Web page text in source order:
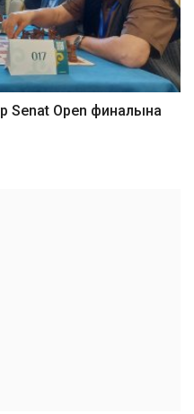
Open финалына